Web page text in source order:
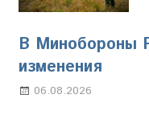
В Минобороны
изменения
06.08.2026